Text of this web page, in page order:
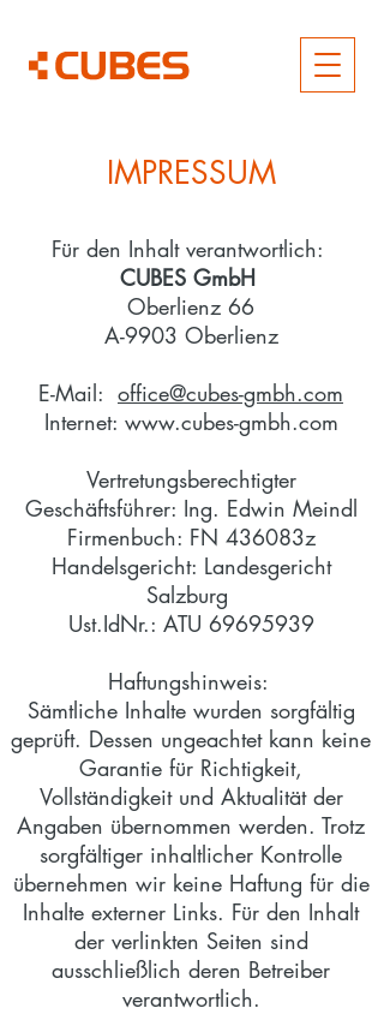
IMPRESSUM
Für den Inhalt verantwortlich:
CUBES GmbH
Oberlienz 66
A-9903 Oberlienz
E-Mail: office@cubes-gmbh.com
Internet: www.cubes-gmbh.com
Vertretungsberechtigter
Geschäftsführer: Ing. Edwin Meindl
Firmenbuch: FN 436083z
Handelsgericht: Landesgericht
Salzburg
Ust.IdNr.: ATU 69695939
Haftungshinweis:
Sämtliche Inhalte wurden sorgfältig
geprüft. Dessen ungeachtet kann keine
Garantie für Richtigkeit,
Vollständigkeit und Aktualität der
Angaben übernommen werden. Trotz
sorgfältiger inhaltlicher Kontrolle
übernehmen wir keine Haftung für die
Inhalte externer Links. Für den Inhalt
der verlinkten Seiten sind
ausschließlich deren Betreiber
verantwortlich.